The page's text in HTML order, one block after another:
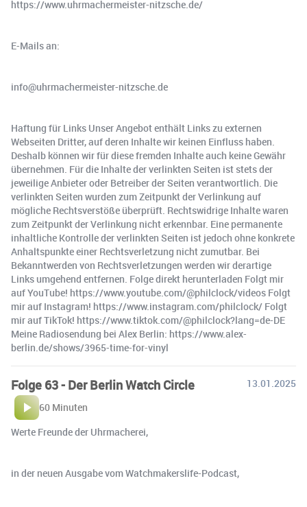
https://www.uhrmachermeister-nitzsche.de/
E-Mails an:
info@uhrmachermeister-nitzsche.de
Haftung für Links Unser Angebot enthält Links zu externen
Webseiten Dritter, auf deren Inhalte wir keinen Einfluss haben.
Deshalb können wir für diese fremden Inhalte auch keine Gewähr
übernehmen. Für die Inhalte der verlinkten Seiten ist stets der
jeweilige Anbieter oder Betreiber der Seiten verantwortlich. Die
verlinkten Seiten wurden zum Zeitpunkt der Verlinkung auf
mögliche Rechtsverstöße überprüft. Rechtswidrige Inhalte waren
zum Zeitpunkt der Verlinkung nicht erkennbar. Eine permanente
inhaltliche Kontrolle der verlinkten Seiten ist jedoch ohne konkrete
Anhaltspunkte einer Rechtsverletzung nicht zumutbar. Bei
Bekanntwerden von Rechtsverletzungen werden wir derartige
Links umgehend entfernen. Folge direkt herunterladen Folgt mir
auf YouTube! https://www.youtube.com/@philclock/videos Folgt
mir auf Instagram! https://www.instagram.com/philclock/ Folgt
mir auf TikTok! https://www.tiktok.com/@philclock?lang=de-DE
Meine Radiosendung bei Alex Berlin: https://www.alex-
berlin.de/shows/3965-time-for-vinyl
Folge 63 - Der Berlin Watch Circle
13.01.2025
60 Minuten
Werte Freunde der Uhrmacherei,
in der neuen Ausgabe vom Watchmakerslife-Podcast,